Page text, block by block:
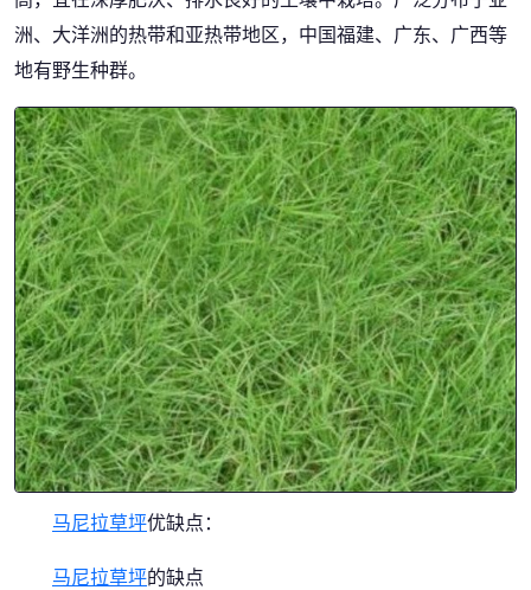
洲、大洋洲的热带和亚热带地区，中国福建、广东、广西等
地有野生种群。
马尼拉草坪优缺点：
马尼拉草坪的缺点